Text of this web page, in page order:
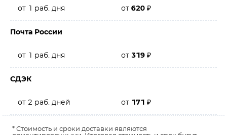
от 1 раб. дня от 620 ₽
Почта России
от 1 раб. дня от 319 ₽
СДЭК
от 2 раб. дней от 171 ₽
* Стоимость и сроки доставки являются